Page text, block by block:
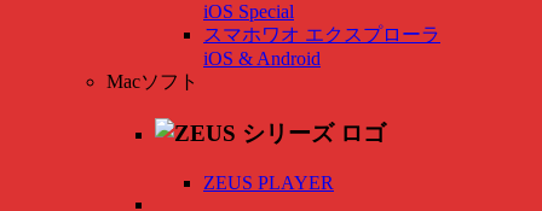
iOS Special
スマホワオ エクスプローラ
iOS & Android
Macソフト
ZEUS PLAYER